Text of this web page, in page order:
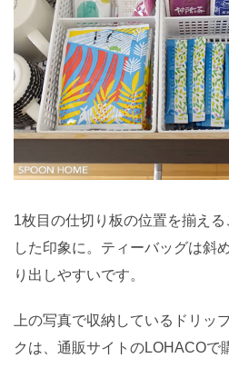
1枚目の仕切り板の位置を揃え
した印象に。ティーバッグは斜
り出しやすいです。
上の写真で収納しているドリッ
クは、通販サイトのLOHACOで